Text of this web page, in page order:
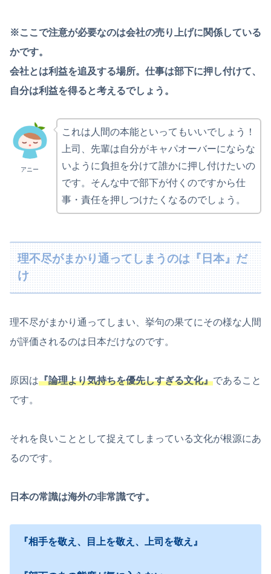
※ここで注意が必要なのは会社の売り上げに関係している
かです。
会社とは利益を追及する場所。仕事は部下に押し付けて、
自分は利益を得ると考えるでしょう。
アニー
これは人間の本能といってもいいでしょう！
上司、先輩は自分がキャパオーバーにならな
いように負担を分けて誰かに押し付けたいの
です。そんな中で部下が付くのですから仕
事・責任を押しつけたくなるのでしょう。
理不尽がまかり通ってしまうのは『日本』だ
け
理不尽がまかり通ってしまい、挙句の果てにその様な人間
が評価されるのは日本だけなのです。
原因は『論理より気持ちを優先しすぎる文化』であること
です。
それを良いこととして捉えてしまっている文化が根源にあ
るのです。
日本の常識は海外の非常識です。
『相手を敬え、目上を敬え、上司を敬え』